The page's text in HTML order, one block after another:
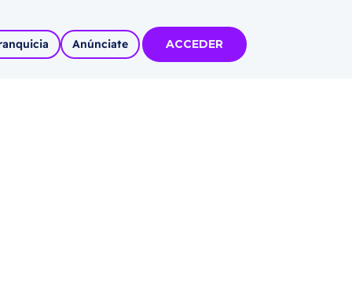
Anúnciate ACCEDER